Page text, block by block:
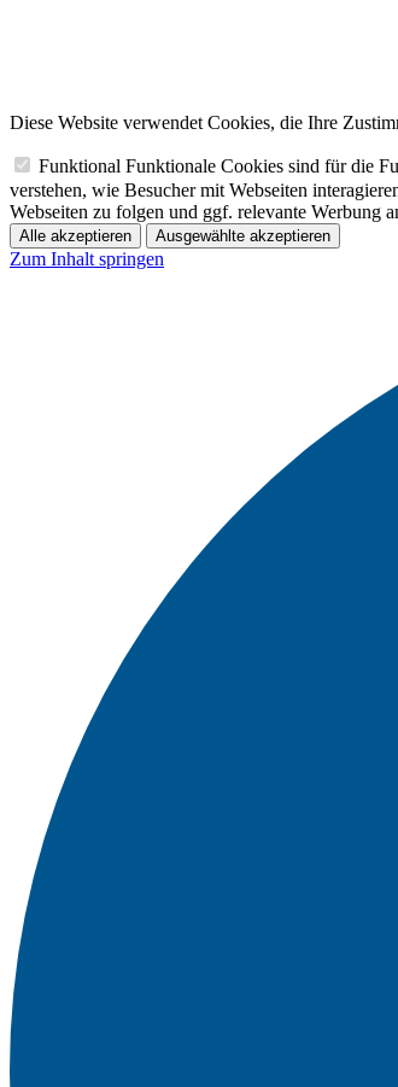
Diese Website verwendet Cookies, die Ihre
Funktional Funktionale Cookies sind für die
verstehen, wie Besucher mit Webseiten
Webseiten zu folgen und ggf. relevante Werbung
Alle akzeptieren Ausgewählte akzeptieren
Zum Inhalt springen